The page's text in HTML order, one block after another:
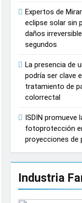
estratégica
muscular del
Expertos de
eclipse solar sin
daños
segundos
La presencia de
podría ser clave
tratamiento de
colorrectal
ISDIN promueve
fotoprotección
proyecciones de
Industria